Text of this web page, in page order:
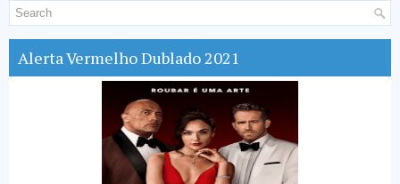
Alerta Vermelho Dublado 2021